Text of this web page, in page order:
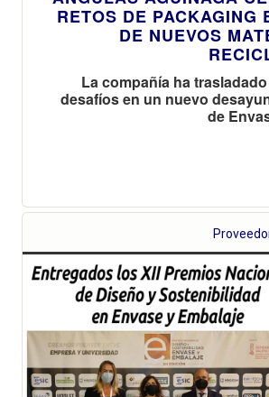
RETOS DE PACKAGING
DE NUEVOS
La compañía ha
desafíos en un nuevo
de